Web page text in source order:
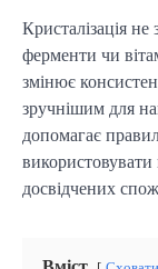
Кристалізація
ферменти чи
змінює
зручнішим для
допомагає
використовувати
досвідчених